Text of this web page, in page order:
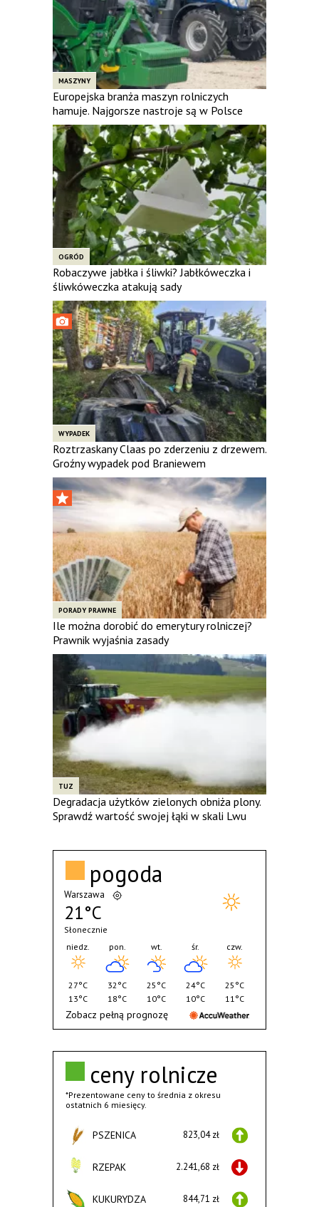
MASZYNY
Europejska branża maszyn rolniczych
hamuje. Najgorsze nastroje są w Polsce
OGRÓD
Robaczywe jabłka i śliwki? Jabłkóweczka i
śliwkóweczka atakują sady
WYPADEK
Roztrzaskany Claas po zderzeniu z drzewem.
Groźny wypadek pod Braniewem
PORADY PRAWNE
Ile można dorobić do emerytury rolniczej?
Prawnik wyjaśnia zasady
TUZ
Degradacja użytków zielonych obniża plony.
Sprawdź wartość swojej łąki w skali Lwu
ceny rolnicze
*Prezentowane ceny to średnia z okresu
ostatnich 6 miesięcy.
PSZENICA 823,04 zł
RZEPAK 2.241,68 zł
KUKURYDZA 844,71 zł
pogoda
Warszawa
21°C
Słonecznie
niedz.
27°C
13°C
pon.
32°C
18°C
wt.
25°C
10°C
śr.
24°C
10°C
czw.
25°C
11°C
Zobacz pełną prognozę